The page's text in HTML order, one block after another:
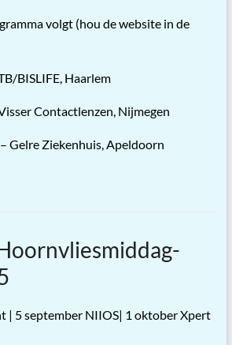
volgt (hou de website in de
BISLIFE, Haarlem
Contactlenzen, Nijmegen
Gelre Ziekenhuis, Apeldoorn
| 5 september NIIOS| 1 oktober Xpert